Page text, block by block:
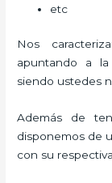
etc
Nos
apuntando a
siendo ustedes
Además de
disponemos de
con su